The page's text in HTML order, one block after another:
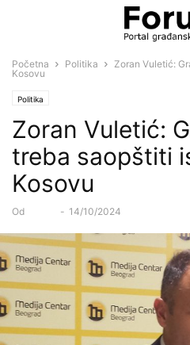
Početna Politika
Zoran Vuletić:
Kosovu
Politika
Zoran Vuletić:
treba saopštiti
Kosovu
Od - 14/10/2024